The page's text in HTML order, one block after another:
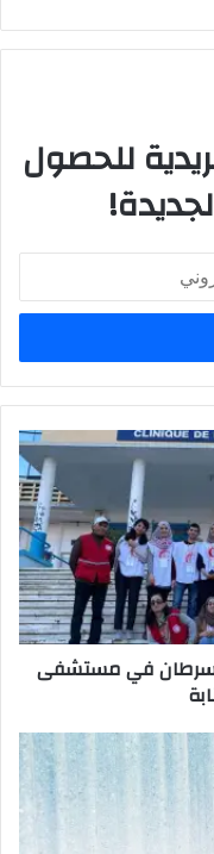
للحصول
السرطان في مستشفى